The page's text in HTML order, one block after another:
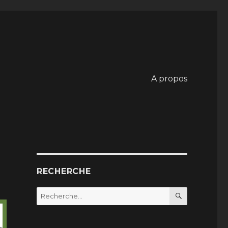
A propos
RECHERCHE
Recherche
pour